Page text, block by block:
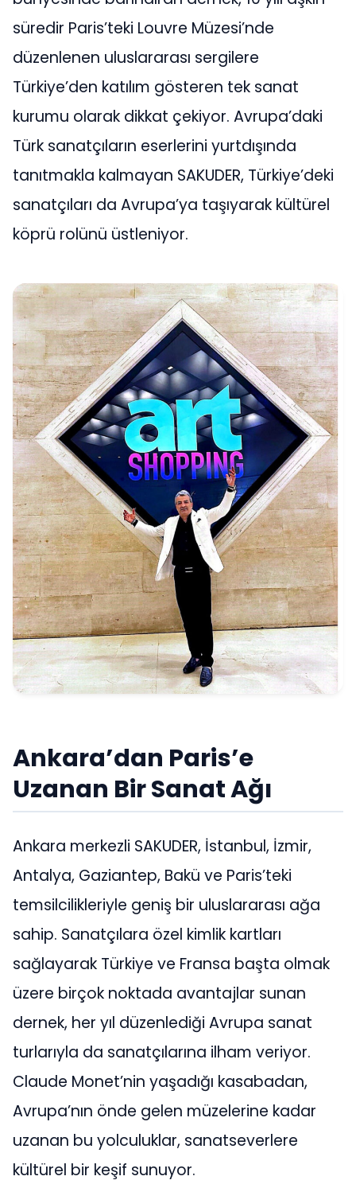
süredir Paris’teki Louvre Müzesi’nde
düzenlenen uluslararası sergilere
Türkiye’den katılım gösteren tek sanat
kurumu olarak dikkat çekiyor. Avrupa’daki
Türk sanatçıların eserlerini yurtdışında
tanıtmakla kalmayan SAKUDER, Türkiye’deki
sanatçıları da Avrupa’ya taşıyarak kültürel
köprü rolünü üstleniyor.
Ankara’dan Paris’e
Uzanan Bir Sanat Ağı
Ankara merkezli SAKUDER, İstanbul, İzmir,
Antalya, Gaziantep, Bakü ve Paris’teki
temsilcilikleriyle geniş bir uluslararası ağa
sahip. Sanatçılara özel kimlik kartları
sağlayarak Türkiye ve Fransa başta olmak
üzere birçok noktada avantajlar sunan
dernek, her yıl düzenlediği Avrupa sanat
turlarıyla da sanatçılarına ilham veriyor.
Claude Monet’nin yaşadığı kasabadan,
Avrupa’nın önde gelen müzelerine kadar
uzanan bu yolculuklar, sanatseverlere
kültürel bir keşif sunuyor.